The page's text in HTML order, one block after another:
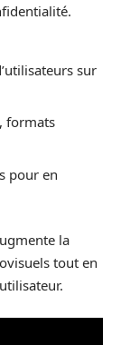
sur
formats
pour en
la
tout en